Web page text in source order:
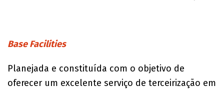
Base Facilities
Planejada e constituída com o objetivo de
oferecer um excelente serviço de terceirização em